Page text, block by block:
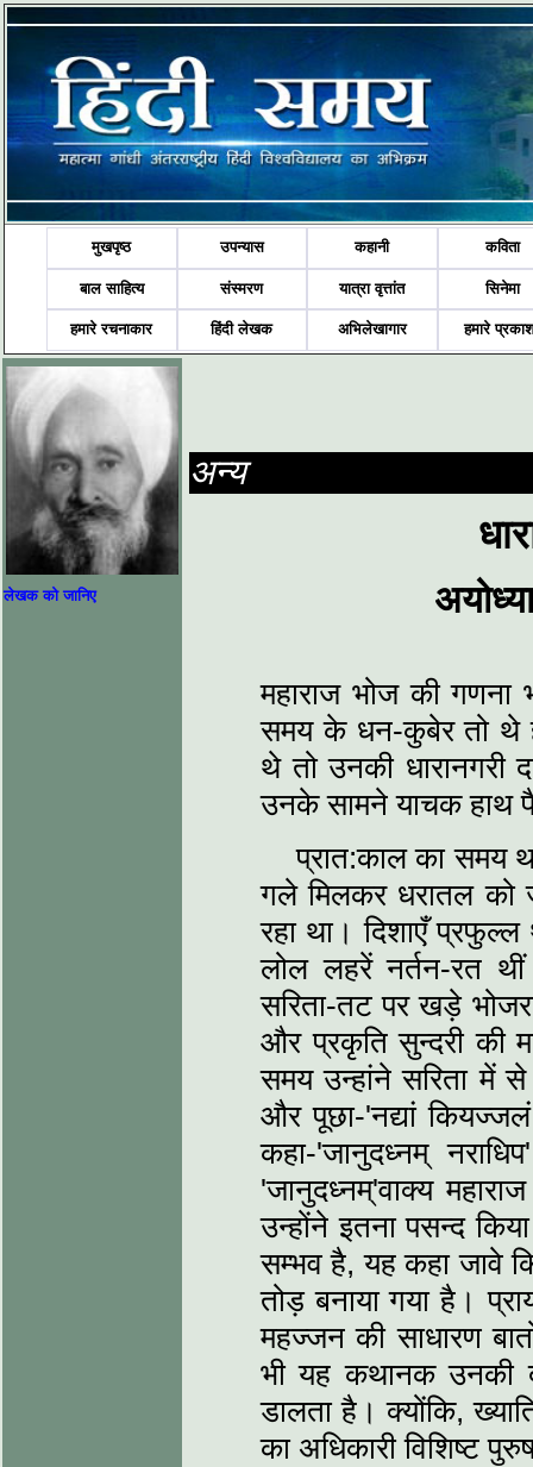
मुखपृष्ठ उपन्यास कहानी कविता
बाल साहित्य संस्मरण यात्रा वृत्तांत सिनेमा
हमारे रचनाकार हिंदी लेखक अभिलेखागार हमारे
लेखक को जानिए
अन्य
महाराज भोज की गणना
समय के धन-कुबेर तो थे
थे तो उनकी धारानगरी
उनके सामने याचक हाथ
प्रात:काल का समय
गले मिलकर धरातल को
रहा था। दिशाएँ प्रफुल्ल
लोल लहरें नर्तन-रत
सरिता-तट पर खड़े
और प्रकृति सुन्दरी की
समय उन्हांने सरिता में
और पूछा-'नद्यां
कहा-'जानुदध्नम्
'जानुदध्नम्'वाक्य
उन्होंने इतना पसन्द
सम्भव है, यह कहा जावे
तोड़ बनाया गया है।
महज्जन की साधारण
भी यह कथानक उनकी
डालता है। क्योंकि,
का अधिकारी विशिष्ट